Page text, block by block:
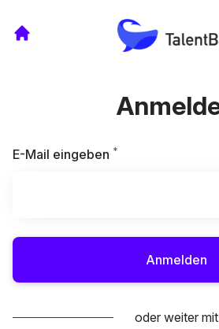
E-Mail eingeben *
Anmelden
oder weiter mit